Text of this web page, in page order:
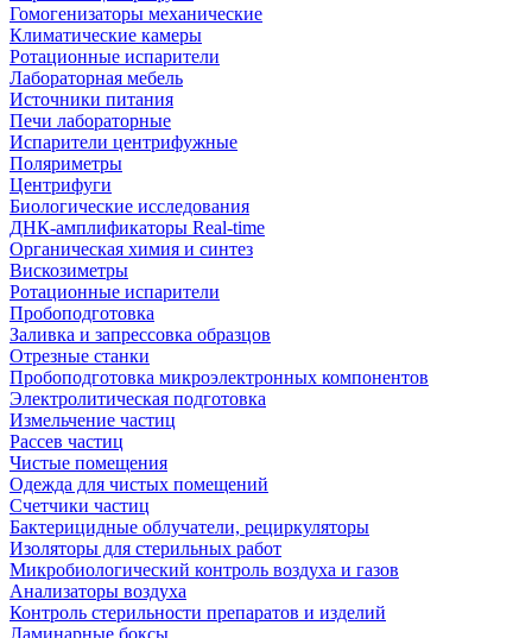
Гомогенизаторы механические
Климатические камеры
Ротационные испарители
Лабораторная мебель
Источники питания
Печи лабораторные
Испарители центрифужные
Поляриметры
Центрифуги
Биологические исследования
ДНК-амплификаторы Real-time
Органическая химия и синтез
Вискозиметры
Ротационные испарители
Пробоподготовка
Заливка и запрессовка образцов
Отрезные станки
Пробоподготовка микроэлектронных компонентов
Электролитическая подготовка
Измельчение частиц
Рассев частиц
Чистые помещения
Одежда для чистых помещений
Счетчики частиц
Бактерицидные облучатели, рециркуляторы
Изоляторы для стерильных работ
Микробиологический контроль воздуха и газов
Анализаторы воздуха
Контроль стерильности препаратов и изделий
Ламинарные боксы